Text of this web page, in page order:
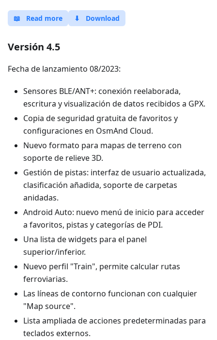
📖 Read more ⬇ Download
Versión 4.5
Fecha de lanzamiento 08/2023:
Sensores BLE/ANT+: conexión reelaborada,
escritura y visualización de datos recibidos a GPX.
Copia de seguridad gratuita de favoritos y
configuraciones en OsmAnd Cloud.
Nuevo formato para mapas de terreno con
soporte de relieve 3D.
Gestión de pistas: interfaz de usuario actualizada,
clasificación añadida, soporte de carpetas
anidadas.
Android Auto: nuevo menú de inicio para acceder
a favoritos, pistas y categorías de PDI.
Una lista de widgets para el panel
superior/inferior.
Nuevo perfil "Train", permite calcular rutas
ferroviarias.
Las líneas de contorno funcionan con cualquier
"Map source".
Lista ampliada de acciones predeterminadas para
teclados externos.